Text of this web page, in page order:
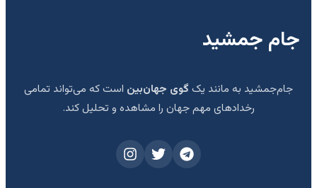
جام جمشید
جام‌جمشید به مانند یک گوی جهان‌بین است که می‌تواند تمامی
رخدادهای مهم جهان را مشاهده و تحلیل کند.